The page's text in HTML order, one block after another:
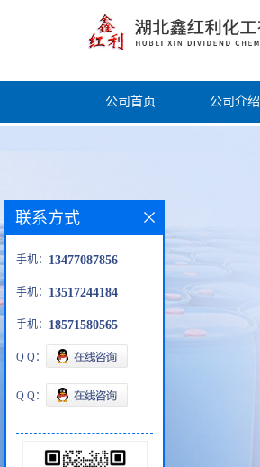
公司首页 公司介绍
联系方式
手机： 13477087856
手机： 13517244184
手机： 18571580565
Q Q：
Q Q：